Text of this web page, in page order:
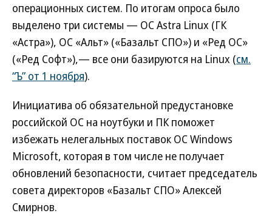
операционных систем. По итогам опроса было
выделено три системы — ОС Astra Linux (ГК
«Астра»), ОС «Альт» («Базальт СПО») и «Ред ОС»
(«Ред Софт»),— все они базируются на Linux (см.
“Ъ” от 1 ноября).
Инициатива об обязательной предустановке
российской ОС на ноутбуки и ПК поможет
избежать нелегальных поставок ОС Windows
Microsoft, которая в том числе не получает
обновлений безопасности, считает председатель
совета директоров «Базальт СПО» Алексей
Смирнов.